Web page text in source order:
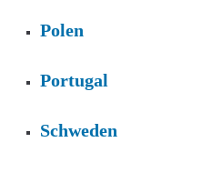
Polen
Portugal
Schweden